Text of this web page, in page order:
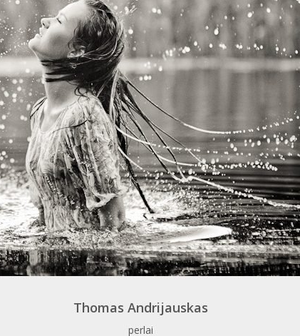
Thomas Andrijauskas
perlai